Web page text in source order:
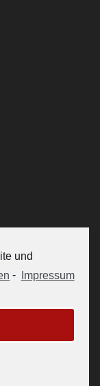
und
- Impressum